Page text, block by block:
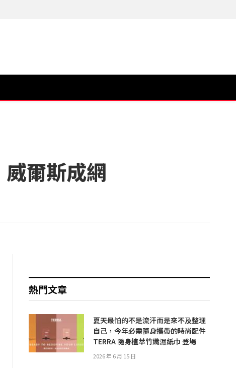
爾斯成網
熱門文章
夏天最怕的不是流汗而是來不及整理
自己，今年必需隨身攜帶的時尚配件
TERRA 隨身植萃竹纖濕紙巾 登場
2026 年 6 月 15 日